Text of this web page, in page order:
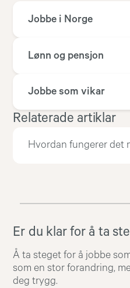
Jobbe i Norge
Lønn og pensjon
Jobbe som vikar
Relaterade artiklar
Hvordan fungerer det
Er du klar for å ta
Å ta steget for å jobbe
som en stor forandring,
deg trygg.